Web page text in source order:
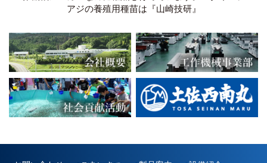
アジの養殖用種苗は『山崎技研』